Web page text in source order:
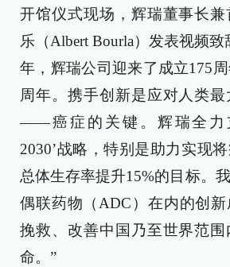
开馆仪式现场，辉瑞董事长
乐（Albert Bourla）发表视频致
年，辉瑞公司迎来了成立175
周年。携手创新是应对人类
——癌症的关键。辉瑞全力
2030’战略，特别是助力实现
总体生存率提升15%的目标。
偶联药物（ADC）在内的创
挽救、改善中国乃至世界范
命。”